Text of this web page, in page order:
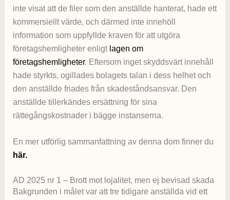
inte visat att de filer som den anställde hanterat, hade ett
kommersiellt värde, och därmed inte innehöll
information som uppfyllde kraven för att utgöra
företagshemligheter enligt lagen om
företagshemligheter. Eftersom inget skyddsvärt innehåll
hade styrkts, ogillades bolagets talan i dess helhet och
den anställde friades från skadeståndsansvar. Den
anställde tillerkändes ersättning för sina
rättegångskostnader i bägge instanserna.
En mer utförlig sammanfattning av denna dom finner du
här.
AD 2025 nr 1 – Brott mot lojalitet, men ej bevisad skada
Bakgrunden i målet var att tre tidigare anställda vid ett